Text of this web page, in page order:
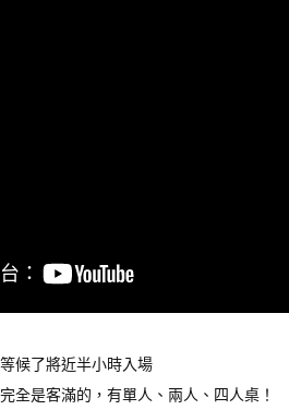
候了將近半小時入場
全是客滿的，有單人、兩人、四人桌！